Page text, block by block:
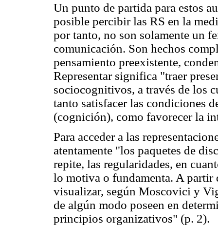
Un punto de partida para estos
posible percibir las RS en la
por tanto, no son solamente un
comunicación. Son hechos
pensamiento preexistente,
Representar significa "traer
sociocognitivos, a través de los
tanto satisfacer las condiciones
(cognición), como favorecer la
Para acceder a las
atentamente "los paquetes de
repite, las regularidades, en
lo motiva o fundamenta. A partir
visualizar, según Moscovici y
de algún modo poseen en
principios organizativos" (p. 2).